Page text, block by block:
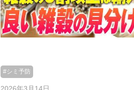
#シミ予防